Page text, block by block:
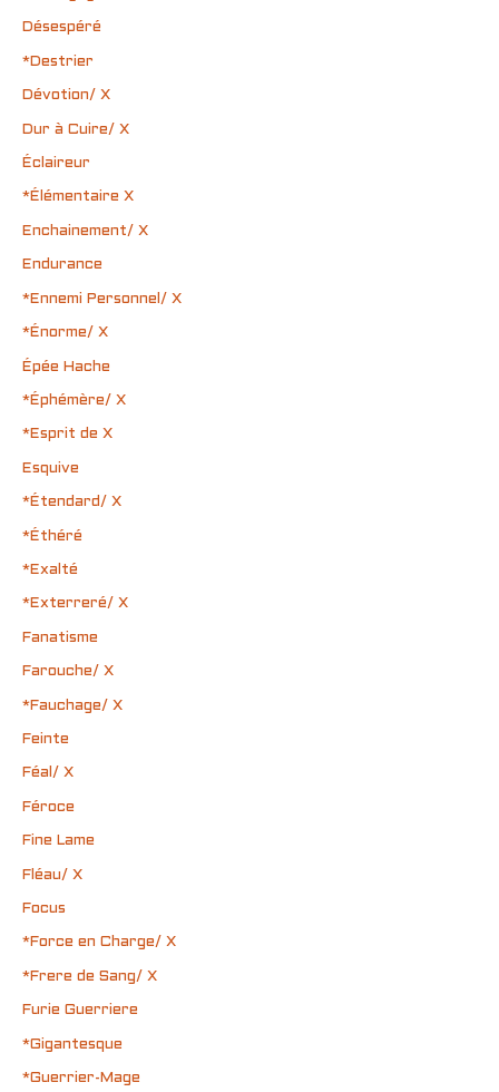
Désespéré
*Destrier
Dévotion/ X
Dur à Cuire/ X
Éclaireur
*Élémentaire X
Enchainement/ X
Endurance
*Ennemi Personnel/ X
*Énorme/ X
Épée Hache
*Éphémère/ X
*Esprit de X
Esquive
*Étendard/ X
*Éthéré
*Exalté
*Exterreré/ X
Fanatisme
Farouche/ X
*Fauchage/ X
Feinte
Féal/ X
Féroce
Fine Lame
Fléau/ X
Focus
*Force en Charge/ X
*Frere de Sang/ X
Furie Guerriere
*Gigantesque
*Guerrier-Mage